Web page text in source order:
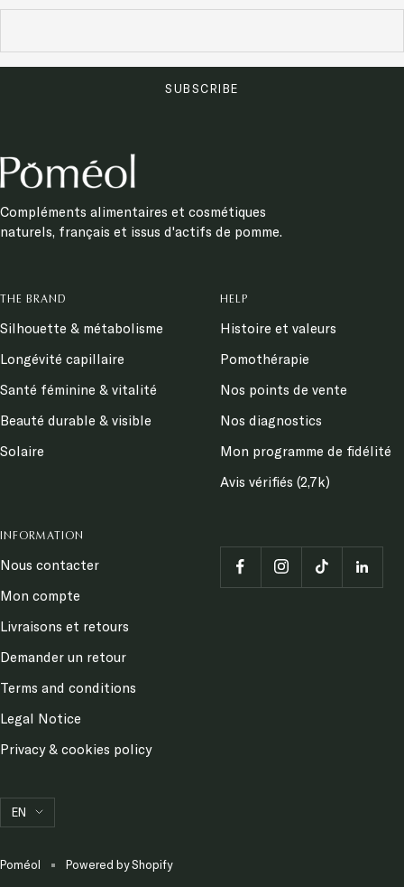
SUBSCRIBE
Compléments alimentaires et cosmétiques
naturels, français et issus d'actifs de pomme.
THE BRAND
Silhouette & métabolisme
Longévité capillaire
Santé féminine & vitalité
Beauté durable & visible
Solaire
HELP
Histoire et valeurs
Pomothérapie
Nos points de vente
Nos diagnostics
Mon programme de fidélité
Avis vérifiés (2,7k)
INFORMATION
Nous contacter
Mon compte
Livraisons et retours
Demander un retour
Terms and conditions
Legal Notice
Privacy & cookies policy
Language
EN
Poméol Powered by Shopify